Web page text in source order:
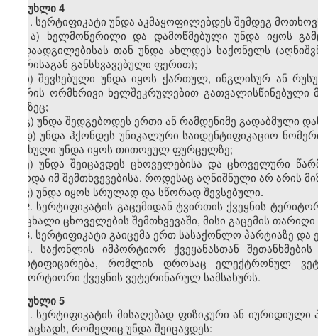
მუხლი 4
1. სერტიფიკატი უნდა აკმაყოფილებდეს შემდეგ
ა) ხელმოწერილი და დამოწმებული უნდა იყოს
გადაადგილებისას თან უნდა ახლდეს საქონელს
ფერისაგან განსხვავებული ფერით);
ბ) შევსებული უნდა იყოს ქართულ, ინგლისურ ან
შორის ორმხრივი ხელშეკრულებით გათვალისწინებული
ენაზეც;
გ) უნდა შედგებოდეს ერთი ან რამდენიმე გადაბმული
დ) უნდა ჰქონდეს უნიკალური საიდენტიფიკაციო
ასახული უნდა იყოს თითოეულ ფურცელზე;
ე) უნდა შეიცავდეს ცხოველებისა და ცხოველური
გარდა იმ შემთხვევებისა, როდესაც აღნიშნული არ
ვ) უნდა იყოს სრულად და სწორად შევსებული.
2. სერტიფიკატის გაცემიდან ტვირთის ქვეყნის
ცოცხალი ცხოველების შემთხვევაში, მისი გაცემის
3. სერტიფიკატი გაიცემა ერთ სასაქონლო პარტიაზე და
4. საქონლის იმპორტიორ ქვეყანასთან
სერტიფიცირება, რომლის დროსაც ელექტრონულ
იმპორტიორი ქვეყნის ვეტერინარულ სამსახურს.
მუხლი 5
1. სერტიფიკატის მისაღებად ფიზიკური ან
განაცხადს, რომელიც უნდა შეიცავდეს: